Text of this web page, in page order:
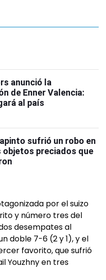
anunció la
de Enner Valencia:
al país
sufrió un robo en
objetos preciados que
por el suizo
y número tres del
desempates al
doble 7-6 (2 y 1), y el
favorito, que sufrió
Youzhny en tres